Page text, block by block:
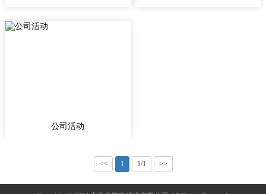
公司活动
<< 1 1/1 >>